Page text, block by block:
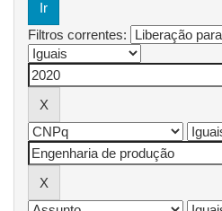
Filtros correntes: